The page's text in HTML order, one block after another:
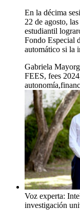
En la décima
22 de agosto,
estudiantil
Fondo Especial
automático si la
Gabriela
FEES, fees
Voz experta:
investigación